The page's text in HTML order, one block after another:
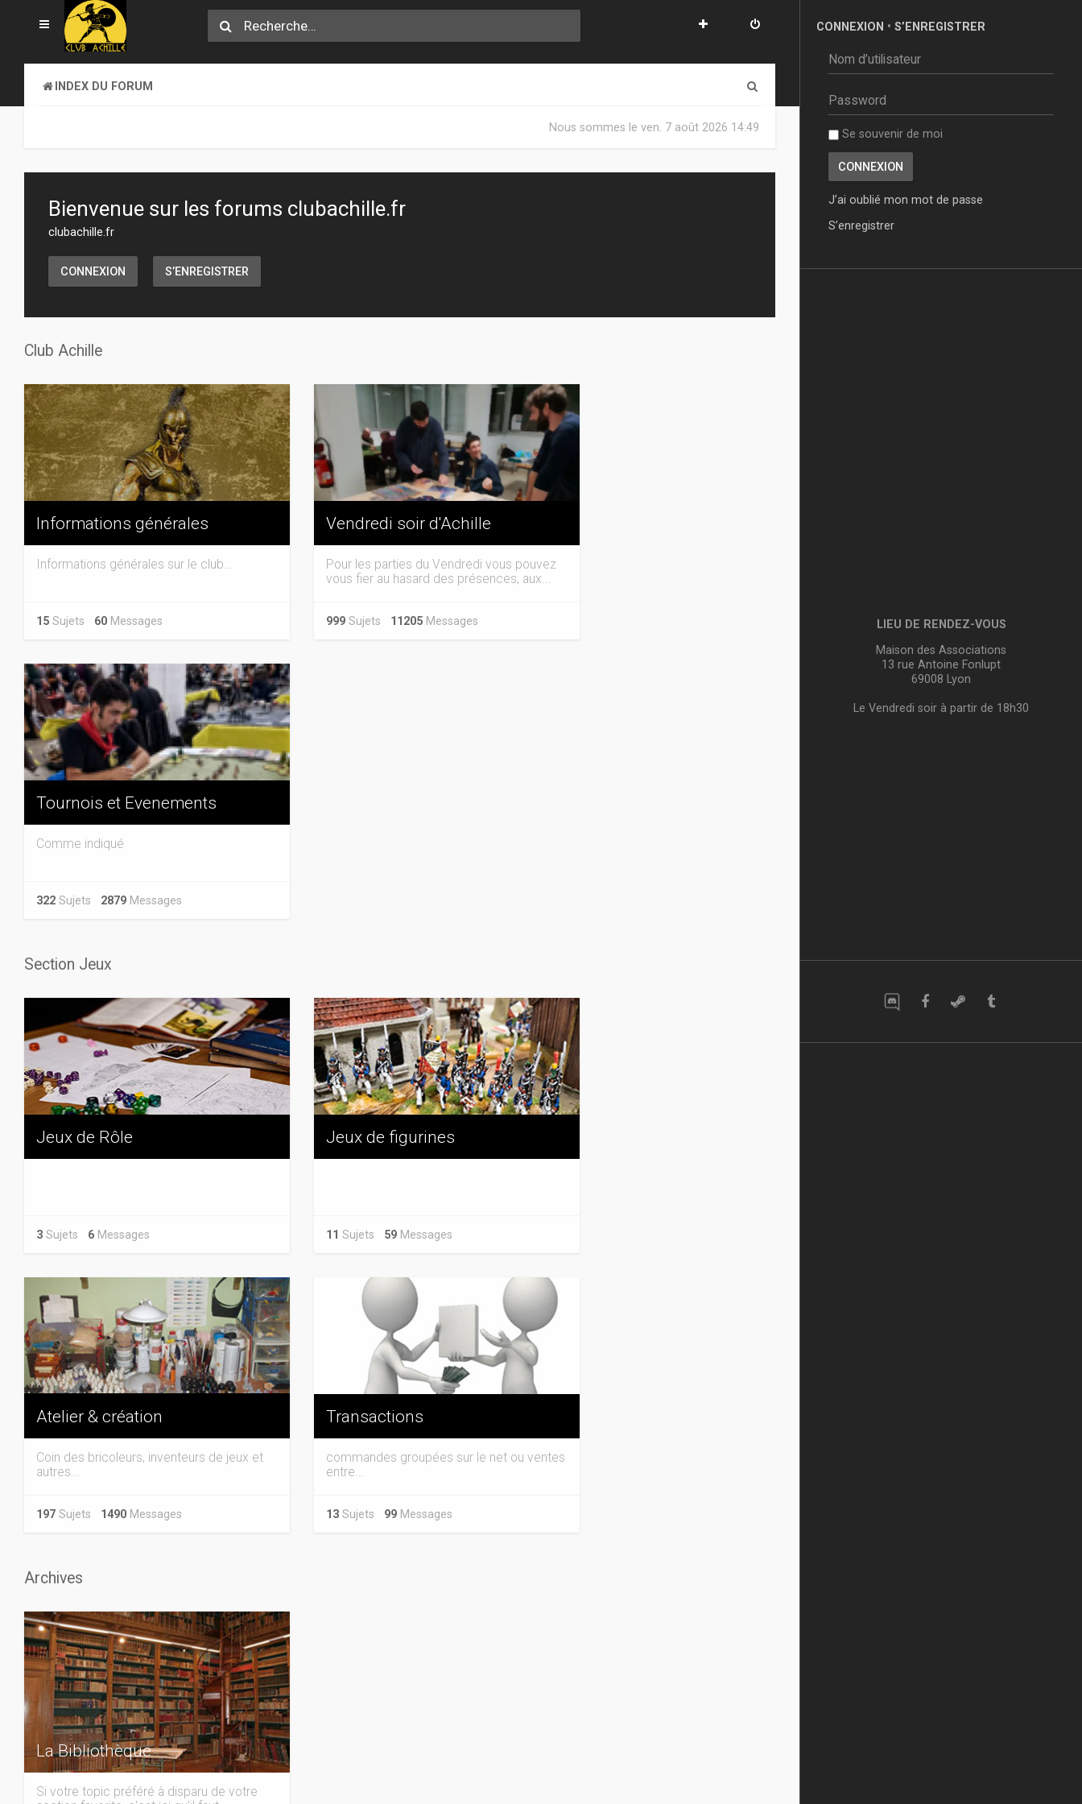
INDEX DU FORUM
Nous sommes le ven. 7 août 2026 14:49
Bienvenue sur les forums clubachille.fr
clubachille.fr
CONNEXION S’ENREGISTRER
Club Achille
Informations générales
Informations générales sur le club...
15 Sujets 60 Messages
Vendredi soir d'Achille
Pour les parties du Vendredi vous pouvez
vous fier au hasard des présences, aux...
999 Sujets 11205 Messages
Tournois et Evenements
Comme indiqué
322 Sujets 2879 Messages
Section Jeux
Jeux de Rôle
3 Sujets 6 Messages
Jeux de figurines
11 Sujets 59 Messages
Atelier & création
Coin des bricoleurs, inventeurs de jeux et
autres...
197 Sujets 1490 Messages
Transactions
commandes groupées sur le net ou ventes
entre...
13 Sujets 99 Messages
Archives
La Bibliothèque
Si votre topic préféré à disparu de votre
CONNEXION • S’ENREGISTRER
Se souvenir de moi
J’ai oublié mon mot de passe
S’enregistrer
LIEU DE RENDEZ-VOUS
Maison des Associations
13 rue Antoine Fonlupt
69008 Lyon
Le Vendredi soir à partir de 18h30